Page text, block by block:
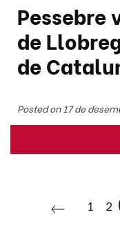
Pessebre
de
de
Posted on 17 de
1 2